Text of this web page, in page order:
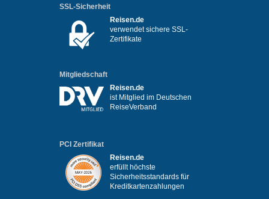
SSL-Sicherheit
Reisen.de
verwendet sichere SSL-
Zertifikate
Mitgliedschaft
Reisen.de
ist Mitglied im Deutschen
ReiseVerband
PCI Zertifikat
Reisen.de
erfüllt höchste
Sicherheitsstandards für
Kreditkartenzahlungen